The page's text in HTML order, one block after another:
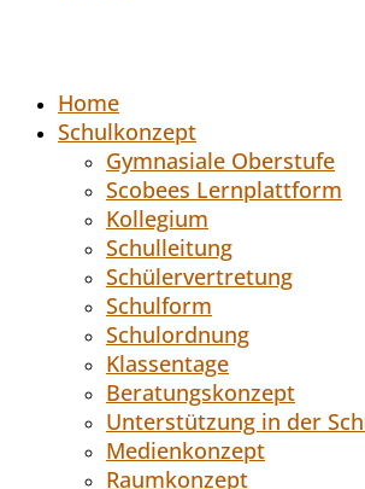
Home
Schulkonzept
Gymnasiale Oberstufe
Scobees Lernplattform
Kollegium
Schulleitung
Schülervertretung
Schulform
Schulordnung
Klassentage
Beratungskonzept
Unterstützung in der
Medienkonzept
Raumkonzept